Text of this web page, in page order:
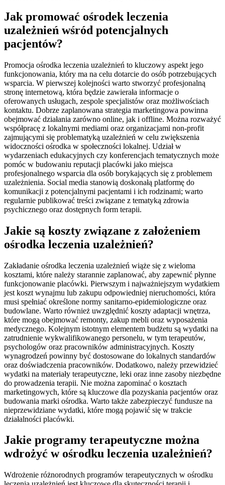
Jak promować ośrodek leczenia
uzależnień wśród potencjalnych
pacjentów?
Promocja ośrodka leczenia uzależnień to kluczowy aspekt jego
funkcjonowania, który ma na celu dotarcie do osób potrzebujących
wsparcia. W pierwszej kolejności warto stworzyć profesjonalną
stronę internetową, która będzie zawierała informacje o
oferowanych usługach, zespole specjalistów oraz możliwościach
kontaktu. Dobrze zaplanowana strategia marketingowa powinna
obejmować działania zarówno online, jak i offline. Można rozważyć
współpracę z lokalnymi mediami oraz organizacjami non-profit
zajmującymi się problematyką uzależnień w celu zwiększenia
widoczności ośrodka w społeczności lokalnej. Udział w
wydarzeniach edukacyjnych czy konferencjach tematycznych może
pomóc w budowaniu reputacji placówki jako miejsca
profesjonalnego wsparcia dla osób borykających się z problemem
uzależnienia. Social media stanowią doskonałą platformę do
komunikacji z potencjalnymi pacjentami i ich rodzinami; warto
regularnie publikować treści związane z tematyką zdrowia
psychicznego oraz dostępnych form terapii.
Jakie są koszty związane z założeniem
ośrodka leczenia uzależnień?
Zakładanie ośrodka leczenia uzależnień wiąże się z wieloma
kosztami, które należy starannie zaplanować, aby zapewnić płynne
funkcjonowanie placówki. Pierwszym i najważniejszym wydatkiem
jest koszt wynajmu lub zakupu odpowiedniej nieruchomości, która
musi spełniać określone normy sanitarno-epidemiologiczne oraz
budowlane. Warto również uwzględnić koszty adaptacji wnętrza,
które mogą obejmować remonty, zakup mebli oraz wyposażenia
medycznego. Kolejnym istotnym elementem budżetu są wydatki na
zatrudnienie wykwalifikowanego personelu, w tym terapeutów,
psychologów oraz pracowników administracyjnych. Koszty
wynagrodzeń powinny być dostosowane do lokalnych standardów
oraz doświadczenia pracowników. Dodatkowo, należy przewidzieć
wydatki na materiały terapeutyczne, leki oraz inne zasoby niezbędne
do prowadzenia terapii. Nie można zapominać o kosztach
marketingowych, które są kluczowe dla pozyskania pacjentów oraz
budowania marki ośrodka. Warto także zabezpieczyć fundusze na
nieprzewidziane wydatki, które mogą pojawić się w trakcie
działalności placówki.
Jakie programy terapeutyczne można
wdrożyć w ośrodku leczenia uzależnień?
Wdrożenie różnorodnych programów terapeutycznych w ośrodku